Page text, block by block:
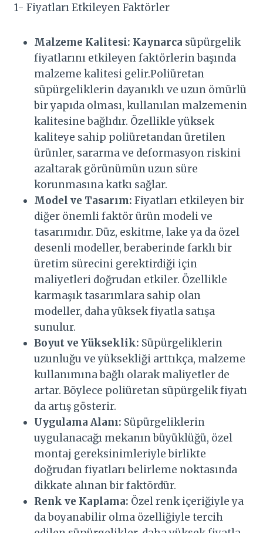
1- Fiyatları Etkileyen Faktörler
Malzeme Kalitesi: Kaynarca süpürgelik
fiyatlarını etkileyen faktörlerin başında
malzeme kalitesi gelir.Poliüretan
süpürgeliklerin dayanıklı ve uzun ömürlü
bir yapıda olması, kullanılan malzemenin
kalitesine bağlıdır. Özellikle yüksek
kaliteye sahip poliüretandan üretilen
ürünler, sararma ve deformasyon riskini
azaltarak görünümün uzun süre
korunmasına katkı sağlar.
Model ve Tasarım: Fiyatları etkileyen bir
diğer önemli faktör ürün modeli ve
tasarımıdır. Düz, eskitme, lake ya da özel
desenli modeller, beraberinde farklı bir
üretim sürecini gerektirdiği için
maliyetleri doğrudan etkiler. Özellikle
karmaşık tasarımlara sahip olan
modeller, daha yüksek fiyatla satışa
sunulur.
Boyut ve Yükseklik: Süpürgeliklerin
uzunluğu ve yüksekliği arttıkça, malzeme
kullanımına bağlı olarak maliyetler de
artar. Böylece poliüretan süpürgelik fiyatı
da artış gösterir.
Uygulama Alanı: Süpürgeliklerin
uygulanacağı mekanın büyüklüğü, özel
montaj gereksinimleriyle birlikte
doğrudan fiyatları belirleme noktasında
dikkate alınan bir faktördür.
Renk ve Kaplama: Özel renk içeriğiyle ya
da boyanabilir olma özelliğiyle tercih